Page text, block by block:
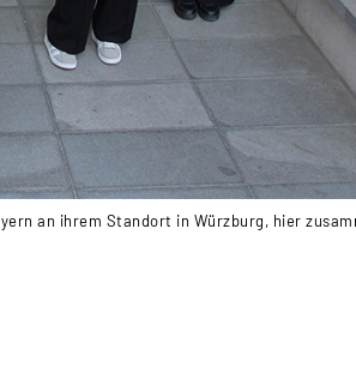
an ihrem Standort in Würzburg, hier